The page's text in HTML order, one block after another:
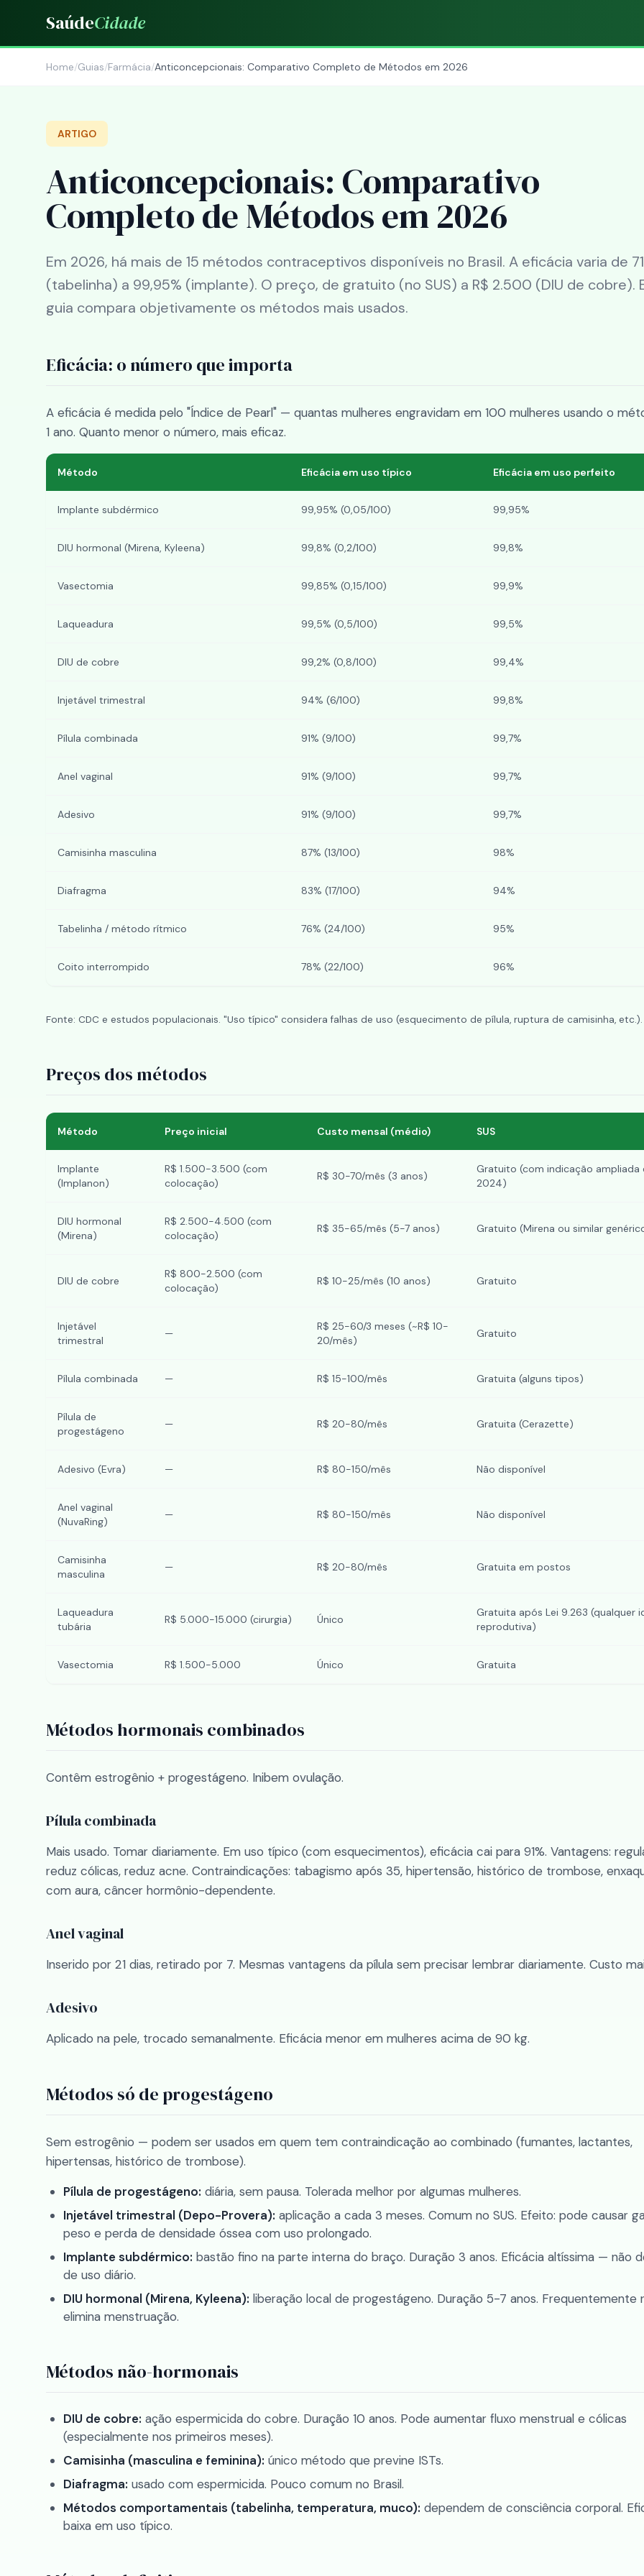
SaúdeCidade
Home/Guias/Farmácia/Anticoncepcionais: Comparativo Completo de Métodos em 2026
ARTIGO
Anticoncepcionais: Comparativo
Completo de Métodos em 2026
Em 2026, há mais de 15 métodos contraceptivos disponíveis no Brasil. A eficácia varia de
(tabelinha) a 99,95% (implante). O preço, de gratuito (no SUS) a R$ 2.500 (DIU de cobre).
guia compara objetivamente os métodos mais usados.
Eficácia: o número que importa
A eficácia é medida pelo "Índice de Pearl" — quantas mulheres engravidam em 100 mulheres usando o
1 ano. Quanto menor o número, mais eficaz.
Método Eficácia em uso típico Eficácia em uso perfeito
Implante subdérmico 99,95% (0,05/100) 99,95%
DIU hormonal (Mirena, Kyleena) 99,8% (0,2/100) 99,8%
Vasectomia 99,85% (0,15/100) 99,9%
Laqueadura 99,5% (0,5/100) 99,5%
DIU de cobre 99,2% (0,8/100) 99,4%
Injetável trimestral 94% (6/100) 99,8%
Pílula combinada 91% (9/100) 99,7%
Anel vaginal 91% (9/100) 99,7%
Adesivo 91% (9/100) 99,7%
Camisinha masculina 87% (13/100) 98%
Diafragma 83% (17/100) 94%
Tabelinha / método rítmico 76% (24/100) 95%
Coito interrompido 78% (22/100) 96%
Fonte: CDC e estudos populacionais. "Uso típico" considera falhas de uso (esquecimento de pílula, ruptura de camisinha, etc.).
Preços dos métodos
Método Preço inicial Custo mensal (médio) SUS
Implante
(Implanon)
R$ 1.500-3.500 (com
colocação)
R$ 30-70/mês (3 anos)
Gratuito (com indicação ampliada
2024)
DIU hormonal
(Mirena)
R$ 2.500-4.500 (com
colocação)
R$ 35-65/mês (5-7 anos) Gratuito (Mirena ou similar
DIU de cobre
R$ 800-2.500 (com
colocação)
R$ 10-25/mês (10 anos) Gratuito
Injetável
trimestral
—
R$ 25-60/3 meses (~R$ 10-
20/mês)
Gratuito
Pílula combinada — R$ 15-100/mês Gratuita (alguns tipos)
Pílula de
progestágeno
— R$ 20-80/mês Gratuita (Cerazette)
Adesivo (Evra) — R$ 80-150/mês Não disponível
Anel vaginal
(NuvaRing)
— R$ 80-150/mês Não disponível
Camisinha
masculina
— R$ 20-80/mês Gratuita em postos
Laqueadura
tubária
R$ 5.000-15.000 (cirurgia) Único
Gratuita após Lei 9.263 (qualquer
reprodutiva)
Vasectomia R$ 1.500-5.000 Único Gratuita
Métodos hormonais combinados
Contêm estrogênio + progestágeno. Inibem ovulação.
Pílula combinada
Mais usado. Tomar diariamente. Em uso típico (com esquecimentos), eficácia cai para 91%. Vantagens:
reduz cólicas, reduz acne. Contraindicações: tabagismo após 35, hipertensão, histórico de trombose,
com aura, câncer hormônio-dependente.
Anel vaginal
Inserido por 21 dias, retirado por 7. Mesmas vantagens da pílula sem precisar lembrar diariamente. Custo
Adesivo
Aplicado na pele, trocado semanalmente. Eficácia menor em mulheres acima de 90 kg.
Métodos só de progestágeno
Sem estrogênio — podem ser usados em quem tem contraindicação ao combinado (fumantes, lactantes,
hipertensas, histórico de trombose).
Pílula de progestágeno: diária, sem pausa. Tolerada melhor por algumas mulheres.
Injetável trimestral (Depo-Provera): aplicação a cada 3 meses. Comum no SUS. Efeito: pode causar
peso e perda de densidade óssea com uso prolongado.
Implante subdérmico: bastão fino na parte interna do braço. Duração 3 anos. Eficácia altíssima — não
de uso diário.
DIU hormonal (Mirena, Kyleena): liberação local de progestágeno. Duração 5-7 anos. Frequentemente
elimina menstruação.
Métodos não-hormonais
DIU de cobre: ação espermicida do cobre. Duração 10 anos. Pode aumentar fluxo menstrual e cólicas
(especialmente nos primeiros meses).
Camisinha (masculina e feminina): único método que previne ISTs.
Diafragma: usado com espermicida. Pouco comum no Brasil.
Métodos comportamentais (tabelinha, temperatura, muco): dependem de consciência corporal.
baixa em uso típico.